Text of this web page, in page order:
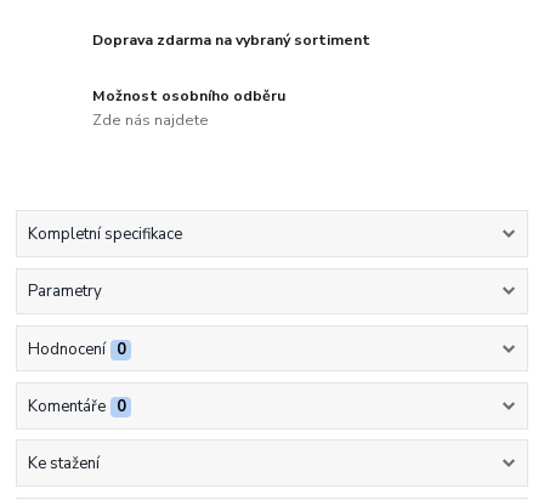
Doprava zdarma na vybraný sortiment
Možnost osobního odběru
Zde nás najdete
Kompletní specifikace
Parametry
Hodnocení 0
Komentáře 0
Ke stažení